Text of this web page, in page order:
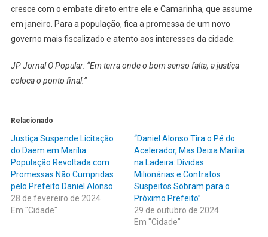
cresce com o embate direto entre ele e Camarinha, que assume
em janeiro. Para a população, fica a promessa de um novo
governo mais fiscalizado e atento aos interesses da cidade.
JP Jornal O Popular: “Em terra onde o bom senso falta, a justiça
coloca o ponto final.”
Relacionado
Justiça Suspende Licitação
do Daem em Marília:
População Revoltada com
Promessas Não Cumpridas
pelo Prefeito Daniel Alonso
28 de fevereiro de 2024
Em "Cidade"
“Daniel Alonso Tira o Pé do
Acelerador, Mas Deixa Marília
na Ladeira: Dívidas
Milionárias e Contratos
Suspeitos Sobram para o
Próximo Prefeito”
29 de outubro de 2024
Em "Cidade"